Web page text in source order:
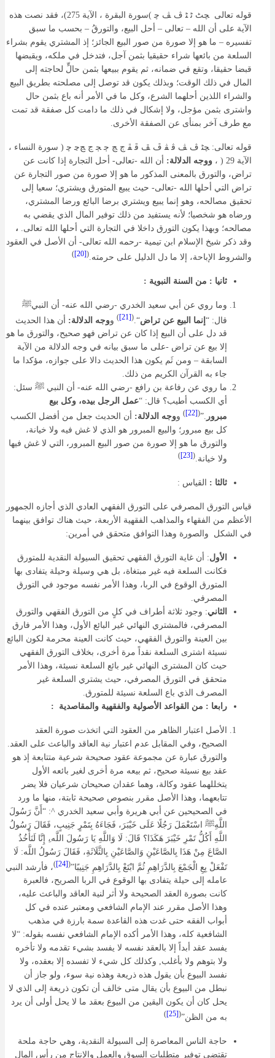
قوله تعالى ﭽﭧ ﭨ ﭩ ﭪ ﭫ ﭼ )سورة البقرة ، الآية 275)، فقد نصت هذه
الآية على أن الله – تعالى – أحل البيع، والتورقُ – بحسب ما سبق
تفسيره – ما هو إلا صورة من صور البيع الجائز؛ إذ المشتري يقوم بشراء
السلعة من بائعها شراء حقيقيا بثمن آجل، فتدخل في ملكه، ويقبضها
قبضا حقيقا، وتقع في ضمانه، ثم يقوم ببيعها بثمن حالٍّ لحاجته إلى
المال في ذلك الوقت؛ وبذلك يكون قد توصل إلى مصلحته بطريق البيع
والشراء اللذين أحلهما الشرع، وكل ما في الأمر أنه باع بثمن حال
واشترى بثمن مؤجل، ولا إشكال في ذلك ما دامت كل صفقة قد تمت
مع طرف آخر بمنأى عن الصفقة الأخرى.
قوله تعالى: ﭽﭩ ﭪ ﭫ ﭬ ﭭ ﭮ ﭯ ﭰ ﭱ ﭲ ﭳ ﭴ ﭵ ﭶ ﭷﭸ ﭼ ( سورة النساء ،
الآية 29 ( ،
ووجه الدلالة: أن الله -تعالى- أحل التجارة إذا كانت عن
تراض، والتورق بالمعنى المذكور ما هو إلا صورة من صور التجارة عن
تراض التي أحلها الله -تعالى- حيث يبيع المتورق ويشتري؛ سعيا إلى
تحقيق مصالحه، وهو إنما يبيع ويشتري برضا البائع ورضا المشتري،
ورضاه هو شخصيا؛ لأنه يستفيد من ذلك توفير المال الذي يقضي به
مصالحه؛ وبهذا يكون التورق داخلا في التجارة التي أحلها الله تعالى. ،
وقد ذكر شيخ الإسلام ابن تيمية -رحمه الله تعالى- أن الأصل في العقود
والشروط الإباحة، إلا ما دل الدليل على حرمته. (
)
ثانيا : من السنة النبوية :
وما روي عن أبي سعيد الخدري -رضي الله عنه- أن النبيﷺ
قال: “ إنما البيع عن تراض“.
(
[21]
) ووجه الدلالة: أن هذا الحديث
قد دل على أن البيع إذا كان عن تراض فهو صحيح، والتورق ما هو
إلا بيع عن تراض -على ما سبق بيانه في وجه الدلالة من الآية
السابقة – ومن ثَم يكون هذا الحديث دالا على جوازه، مؤكدا ما
جاء به القرآن الكريم من ذلك.
ما روي عن رفاعة بن رافع -رضي الله عنه- أن النبي ﷺ سئل:
أي الكسب أطيب؟ قال: “عمل الرجل بيده، وكل بيع
مبرور .”
(
) ووجه الدلالة: أن الحديث جعل من أفضل الكسب
كل بيع مبرور؛ والبيع المبرور هو الذي لا غش فيه ولا خيانة،
والتورق ما هو إلا صورة من صور البيع المبرور، التي لا غش فيها
ولا خيانة. (
)
ثالثا : القياس :
قياس التورق المصرفي على التورق الفقهي العادي الذي أجازه الجمهور
الأعظم من الفقهاء والمذاهب الفقهية الأربعة، حيث هناك توافق بينهما
في الشكل والصورة وهذا التوافق متحقق في أمرين:
الأول: أن غاية التورق الفقهي تحقيق السيولة النقدية للمتورق
فكانت السلعة فيه غير مبتغاة، بل هي وسيلة وحيلة يتفادى بها
المتورق الوقوع في الربا، وهذا الأمر نفسه موجود في التورق
المصرفي.
الثاني: وجود ثلاثة أطراف في كلٍ من التورق الفقهي والتورق
المصرفي، فالمشتري النهائي غير البائع الأول، وهذا الأمر فارق
بين العينة والتورق الفقهي، حيث كانت العينة محرمة لكون البائع
نسيئة اشترى السلعة نقداً مرة أخرى، بخلاف التورق الفقهي
حيث كان المشترى النهائي غير بائع السلعة نسيئة، وهذا الأمر
متحقق في التورق المصرفي، حيث يشتري السلعة غير
المصرف الذي باع السلعة نسيئة للمتورق.
رابعا : من القواعد الأصولية والفقهية والمقاصدية :
الأصل اعتبار الظاهر من العقود التي اتخذت صورة العقد
الصحيح، وفي المقابل عدم اعتبار نية العاقد والباعث على العقد.
والتورق عبارة عن مجموعة عقود صحيحة شرعية متتابعة إذ هو
عقد بيع نسيئة صحيح، ثم بيعه مرة أخرى لغير بائعه الأول
يتخللهما عقود وكالة، وهما عقدان صحيحان شرعيان فلا يضر
تتابعهما، وهذا الأصل مقرر بنصوص صحيحة ثابتة، منها ما ورد
في الصحيحين عن أبي هريرة وأبي سعيد الخدري ^: “أَنَّ رَسُولَ
اللَّهِﷺ اسْتَعْمَلَ رَجُلًا عَلَى خَيْبَرَ، فَجَاءَهُ بِتَمْرٍ جَنِيبٍ، فَقَالَ رَسُولُ
اللَّهِ أَكُلُّ تَمْرِ خَيْبَرَ هَكَذَا؟ قَالَ: لَا وَاللَّهِ يَا رَسُولَ اللَّه،ِ إِنَّا لَنَأْخُذُ
الصَّاعَ مِنْ هَذَا بِالصَّاعَيْنِ وَالصَّاعَيْنِ بِالثَّلَاثَةِ، فَقَالَ رَسُولُ اللَّه: لَا
تَفْعَلْ بِعِ الْجَمْعَ بِالدَّرَاهِمِ ثُمَّ ابْتَعْ بِالدَّرَاهِمِ جَنِيبًا”(
[24]
)، فأرشد النبي
عامله إلى حيلة يتفادى بها الوقوع في الربا الصريح، فالعبرة
كانت بصورة العقد الصحيحة ولا أثر لنية العاقد والباعث عليه،
وهذا الأصل مقرر عند الإمام الشافعي ومعتبر عنده في كل
أبواب الفقه حتى غدت هذه القاعدة سمة بارزة في مذهب
الشافعية كله، وهذا الأمر أكده الإمام الشافعي نفسه بقوله: “لا
يفسد عقد أبداً إلا بالعقد نفسه لا يفسد بشيء تقدمه ولا تأخره
ولا بتوهم ولا بأغلب, وكذلك كل شيء لا تفسده إلا بعقده، ولا
نفسد البيوع بأن يقول هذه ذريعة وهذه نية سوء، ولو جاز أن
نبطل من البيوع بأن يقال متى خالف أن تكون ذريعة إلى الذي لا
يحل كان أن يكون اليقين من البيوع بعقد ما لا يحل أولى أن يرد
به من الظن”(
)
حاجة الناس المعاصرة إلى السيولة النقدية، وهي حاجة ملحة
تقتضي توفير متطلبات السوق والعمل والإنتاج من رأس المال